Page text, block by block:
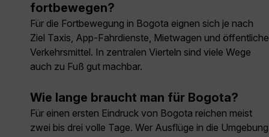
fortbewegen?
Für die Fortbewegung in Bogota eignen sich je nach
Ziel Taxis, App-Fahrdienste, Mietwagen und öffentliche
Verkehrsmittel. In zentralen Vierteln sind viele Wege
auch zu Fuß gut machbar.
Wie lange braucht man für Bogota?
Für einen ersten Eindruck von Bogota reichen meist
zwei bis drei volle Tage. Wer Ausflüge in die Umgebung